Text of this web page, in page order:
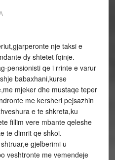
nje taksi e
dy shtetet fqinje.
pensionisti qe i rrinte e varur
babaxhani,kurse
mjeker dhe mustaqe teper
me kersheri pejsazhin
e te shkreta,ku
fillim vere mbante qeleshe
te dimrit qe shkoi.
gjelberimi u
veshtronte me vemendeje